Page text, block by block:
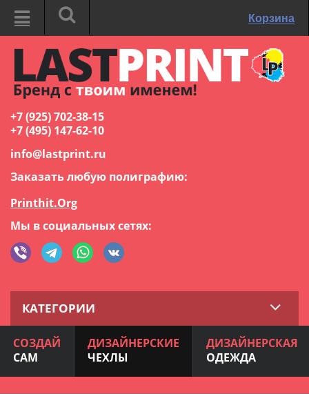
Корзина
+7 (925) 702-38-15
+7 (495) 147-62-10
info@lastprint.ru
Заказать любую полиграфию:
Printhit.Org
Мы в социальных сетях:
КАТЕГОРИИ
СОЗДАЙ
САМ
ДИЗАЙНЕРСКИЕ
ЧЕХЛЫ
ДИЗАЙНЕРСКАЯ
ОДЕЖДА